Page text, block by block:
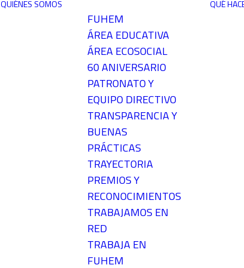
QUIÉNES SOMOS
FUHEM
ÁREA EDUCATIVA
ÁREA ECOSOCIAL
60 ANIVERSARIO
PATRONATO Y
EQUIPO DIRECTIVO
TRANSPARENCIA Y
BUENAS
PRÁCTICAS
TRAYECTORIA
PREMIOS Y
RECONOCIMIENTOS
TRABAJAMOS EN
RED
TRABAJA EN
FUHEM
QUÉ